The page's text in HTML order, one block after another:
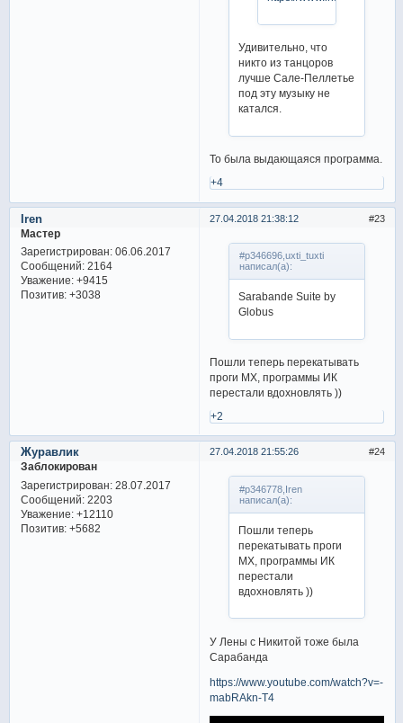
Удивительно, что
никто из танцоров
лучше Сале-Пеллетье
под эту музыку не
катался.
То была выдающаяся программа.
+4
23
27.04.2018 21:38:12
Iren
Мастер
Зарегистрирован: 06.06.2017
Сообщений:2164
Уважение: +9415
Позитив: +3038
#p346696,uxti_tuxti
написал(а):
Sarabande Suite by
Globus
Пошли теперь перекатывать
проги МХ, программы ИК
перестали вдохновлять ))
+2
24
27.04.2018 21:55:26
Журавлик
Заблокирован
Зарегистрирован: 28.07.2017
Сообщений:2203
Уважение: +12110
Позитив: +5682
#p346778,Iren
написал(а):
Пошли теперь
перекатывать проги
МХ, программы ИК
перестали
вдохновлять ))
У Лены с Никитой тоже была
Сарабанда
https://www.youtube.com/watch?v=-
mabRAkn-T4